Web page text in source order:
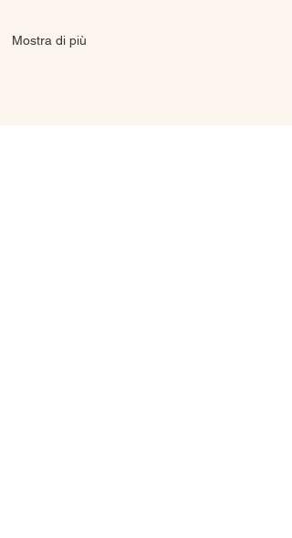
Mostra di più